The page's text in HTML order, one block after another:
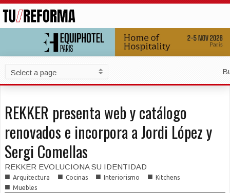
REKKER presenta web y catálogo
renovados e incorpora a Jordi López y
Sergi Comellas
REKKER EVOLUCIONA SU IDENTIDAD
■ Arquitectura ■ Cocinas ■ Interiorismo ■ Kitchens
■ Muebles